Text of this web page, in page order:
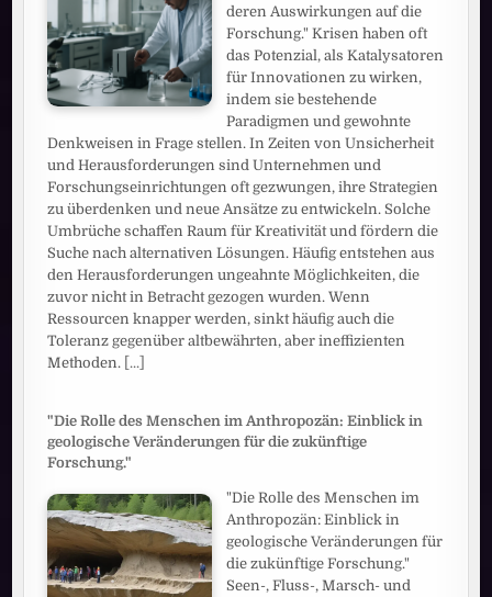
deren Auswirkungen auf die
Forschung." Krisen haben oft
das Potenzial, als Katalysatoren
für Innovationen zu wirken,
indem sie bestehende
Paradigmen und gewohnte
Denkweisen in Frage stellen. In Zeiten von Unsicherheit
und Herausforderungen sind Unternehmen und
Forschungseinrichtungen oft gezwungen, ihre Strategien
zu überdenken und neue Ansätze zu entwickeln. Solche
Umbrüche schaffen Raum für Kreativität und fördern die
Suche nach alternativen Lösungen. Häufig entstehen aus
den Herausforderungen ungeahnte Möglichkeiten, die
zuvor nicht in Betracht gezogen wurden. Wenn
Ressourcen knapper werden, sinkt häufig auch die
Toleranz gegenüber altbewährten, aber ineffizienten
Methoden.
[...]
"Die Rolle des Menschen im Anthropozän: Einblick in
geologische Veränderungen für die zukünftige
Forschung."
"Die Rolle des Menschen im
Anthropozän: Einblick in
geologische Veränderungen für
die zukünftige Forschung."
Seen-, Fluss-, Marsch- und